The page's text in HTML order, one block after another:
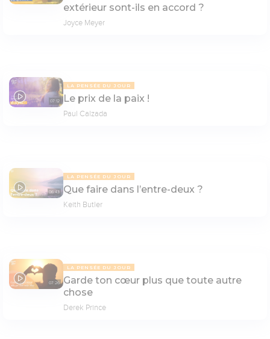
extérieur sont-ils en accord ?
Joyce Meyer
07:12
LA PENSÉE DU JOUR
Le prix de la paix !
Paul Calzada
06:43
LA PENSÉE DU JOUR
Que faire dans l’entre-deux ?
Keith Butler
07:26
LA PENSÉE DU JOUR
Garde ton cœur plus que toute autre
chose
Derek Prince